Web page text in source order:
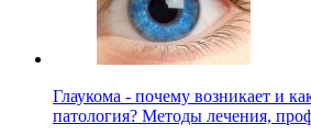
Глаукома - почему возникает и
патология? Методы лечения,